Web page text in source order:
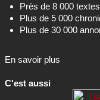
Près de 8 000
Plus de 5 000
Plus de 30 000
En savoir plus
C'est aussi